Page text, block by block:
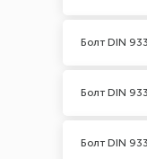
Болт DIN
Болт DIN
Болт DIN